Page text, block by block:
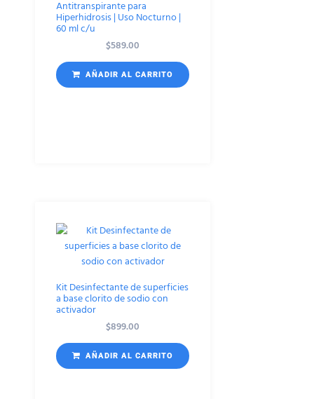
Antitranspirante para
Hiperhidrosis | Uso Nocturno |
60 ml c/u
$589.00
AÑADIR AL CARRITO
Kit Desinfectante de superficies
a base clorito de sodio con
activador
$899.00
AÑADIR AL CARRITO